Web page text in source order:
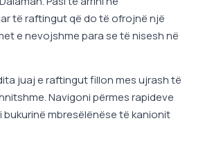
të raftingut që do të ofrojnë një
e nevojshme para se të nisesh në
juaj e raftingut fillon mes ujrash të
Navigoni përmes rapideve
mbresëlënëse të kanionit